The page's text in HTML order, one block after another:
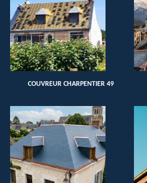
COUVREUR CHARPENTIER 49